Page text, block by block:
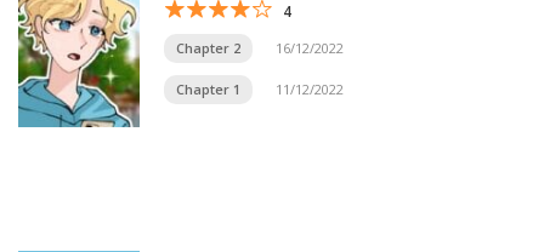
4
Chapter 2 16/12/2022
Chapter 1 11/12/2022